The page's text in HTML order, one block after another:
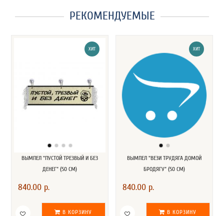
РЕКОМЕНДУЕМЫЕ
ХИТ
ВЫМПЕЛ "ПУСТОЙ ТРЕЗВЫЙ И БЕЗ
ДЕНЕГ" (50 СМ)
840.00 р.
В КОРЗИНУ
ХИТ
ВЫМПЕЛ "ВЕЗИ ТРУДЯГА ДОМОЙ
БРОДЯГУ" (50 СМ)
840.00 р.
В КОРЗИНУ